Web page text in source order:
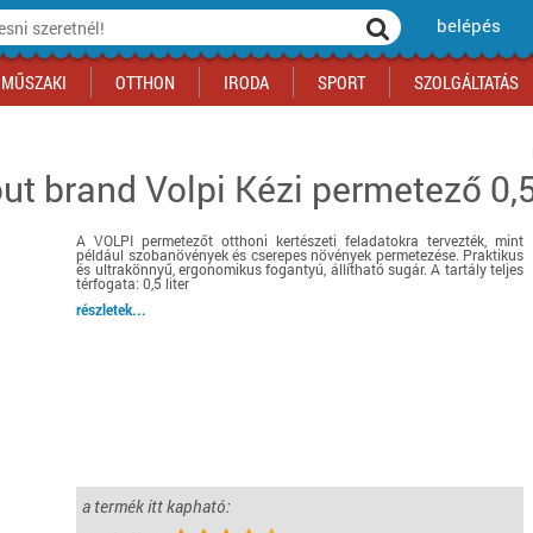
belépés
akciók
Sport akciók
Szolgáltatás akciók
MŰSZAKI OTTHON
Építkezés
Szerszám, barkács, alkatrész
Iskolakezdés, papír, írószer
Háziállatok
Biztonságtechnika
Fűtés
Autó
IRODA SPORT
Fitneszközpont
Kocsmasport
Motor
SZOLGÁLTATÁS
parkolás
ital
brand Volpi Kézi permetező
A VOLPI permetezőt otthoni kertészeti feladatokra tervezték, mint
például szobanövények és cserepes növények permetezése. Praktikus
és ultrakönnyű, ergonomikus fogantyú, állítható sugár. A tartály teljes
térfogata: 0,5 liter
részletek...
a termék itt kapható: